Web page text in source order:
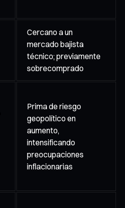
Cercano a un
mercado bajista
técnico; previamente
sobrecomprado
Prima de riesgo
geopolítico en
aumento,
intensificando
preocupaciones
inflacionarias